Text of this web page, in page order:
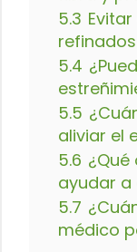
5.3
refinados
5.4
5.5
aliviar el
5.6
ayudar a
5.7
médico